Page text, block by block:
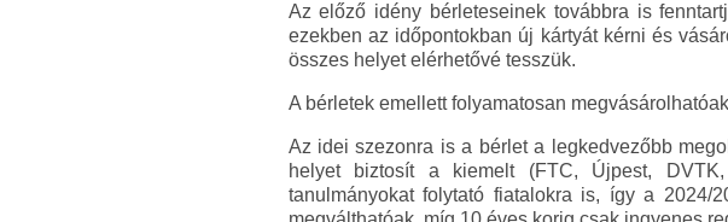
Az előző idény bérleteseinek továbbra is
ezekben az időpontokban új kártyát kérni és
összes helyet elérhetővé tesszük.
A bérletek emellett folyamatosan
Az idei szezonra is a bérlet a legkedvezőbb
helyet biztosít a kiemelt (FTC, Újpest,
tanulmányokat folytató fiatalokra is, így a 2024/